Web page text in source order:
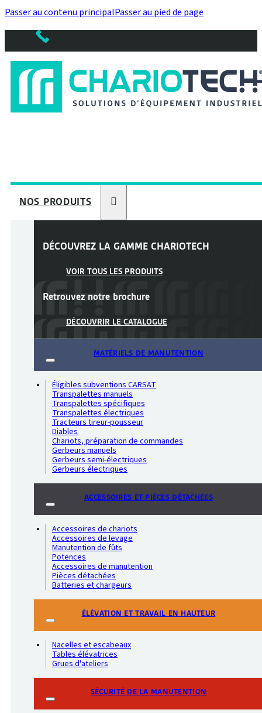
Passer au contenu principalPasser au pied de page
NOS PRODUITS
DÉCOUVREZ LA GAMME CHARIOTECH
VOIR TOUS LES PRODUITS
Retrouvez notre brochure
DÉCOUVRIR LE CATALOGUE
MATÉRIELS DE MANUTENTION
Éligibles subventions CARSAT
Transpalettes manuels
Transpalettes spécifiques
Transpalettes électriques
Tracteurs tireur-pousseur
Diables
Chariots, préparation de commandes
Gerbeurs manuels
Gerbeurs semi-électriques
Gerbeurs électriques
ACCESSOIRES ET PIÈCES DÉTACHÉES
Accessoires de chariots
Accessoires de levage
Manutention de fûts
Potences
Accessoires de manutention
Pièces détachées
Batteries et chargeurs
ÉLÉVATION ET TRAVAIL EN HAUTEUR
Nacelles et escabeaux
Tables élévatrices
Grues d'ateliers
SÉCURITÉ DE LA MANUTENTION